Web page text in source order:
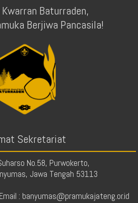
Baturraden,
Berjiwa Pancasila!
Sekretariat
No.58, Purwokerto,
Jawa Tengah 53113
: banyumas@pramukajateng.or.id